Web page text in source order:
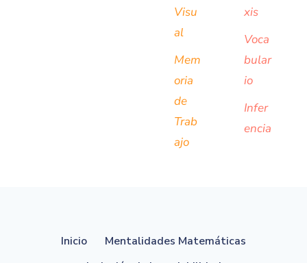
Visu
al
Mem
oria
de
Trab
ajo
xis
Voca
bular
io
Infer
encia
Inicio
Mentalidades Matemáticas